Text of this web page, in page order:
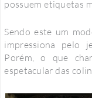
possuem etiquetas
Sendo este um
impressiona pelo
Porém, o que
espetacular das